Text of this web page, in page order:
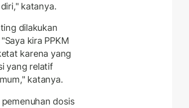
katanya.
dilakukan
kira PPKM
karena yang
yang relatif
katanya.
dosis